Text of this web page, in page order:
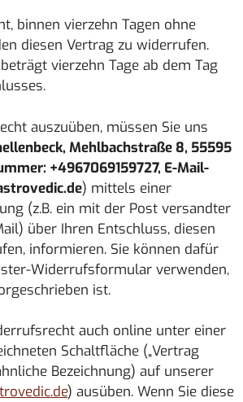
binnen vierzehn Tagen ohne
diesen Vertrag zu widerrufen.
vierzehn Tage ab dem Tag
auszuüben, müssen Sie uns
Mehlbachstraße 8, 55595
+4967069159727, E-Mail-
) mittels einer
(z.B. ein mit der Post versandter
über Ihren Entschluss, diesen
informieren. Sie können dafür
Widerrufsformular verwenden,
ist.
auch online unter einer
Schaltfläche („Vertrag
Bezeichnung) auf unserer
) ausüben. Wenn Sie diese